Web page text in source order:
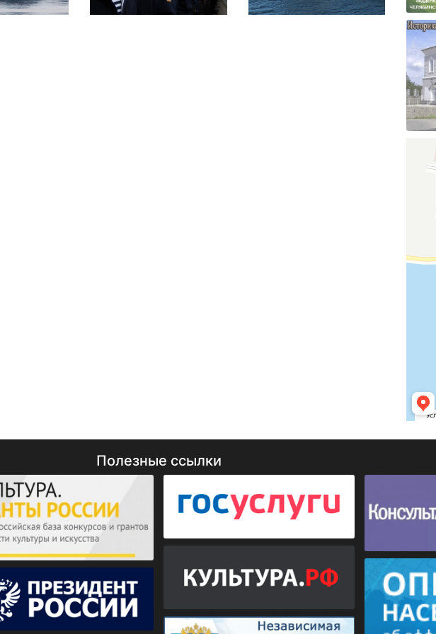
Полезные ссылки